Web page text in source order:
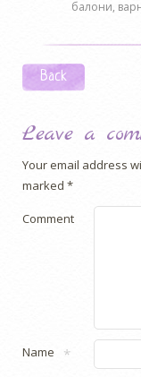
балони
Post
Back
Leave a
Your email address
marked *
Comment
Name *